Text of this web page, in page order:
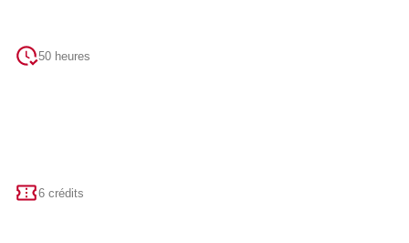
50 heures
6 crédits